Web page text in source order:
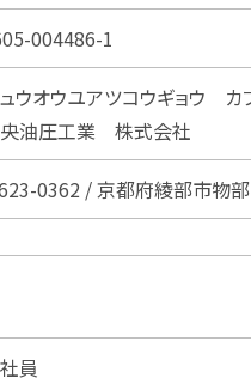
004486-1
ウオウユアツコウギョウ カ
油圧工業 株式会社
0362 / 京都府綾部市物部
員